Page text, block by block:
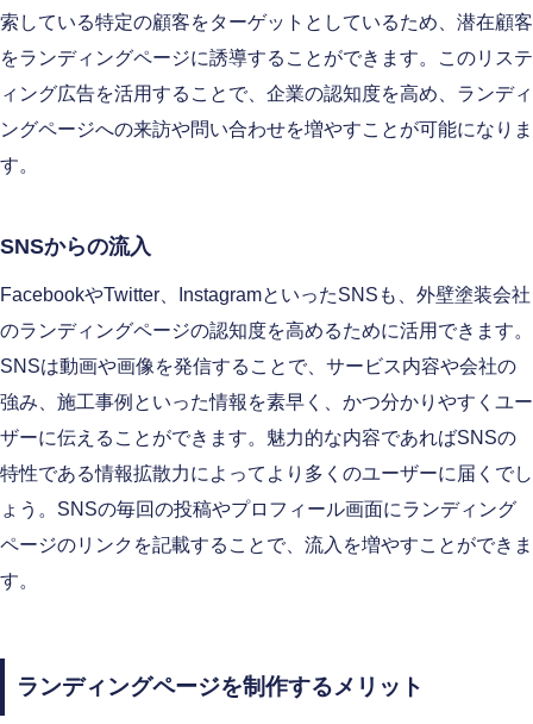
索している特定の顧客をターゲットとしているため、潜在顧客
をランディングページに誘導することができます。このリステ
ィング広告を活用することで、企業の認知度を高め、ランディ
ングページへの来訪や問い合わせを増やすことが可能になりま
す。
SNSからの流入
FacebookやTwitter、InstagramといったSNSも、外壁塗装会社
のランディングページの認知度を高めるために活用できます。
SNSは動画や画像を発信することで、サービス内容や会社の
強み、施工事例といった情報を素早く、かつ分かりやすくユー
ザーに伝えることができます。魅力的な内容であればSNSの
特性である情報拡散力によってより多くのユーザーに届くでし
ょう。SNSの毎回の投稿やプロフィール画面にランディング
ページのリンクを記載することで、流入を増やすことができま
す。
ランディングページを制作するメリット